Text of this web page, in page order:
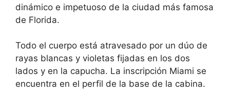
dinámico e impetuoso de la ciudad más famosa
de Florida.
Todo el cuerpo está atravesado por un dúo de
rayas blancas y violetas fijadas en los dos
lados y en la capucha. La inscripción Miami se
encuentra en el perfil de la base de la cabina.